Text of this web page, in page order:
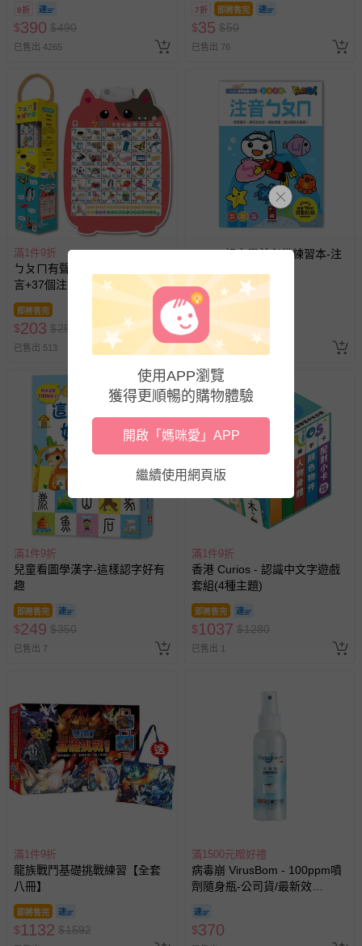
如您收到商品，請依正常流程檢查是否完好，若商品遇瑕疵
情形，您可申請更換新品或退貨，請見：
若您對於會員帳號、商品訂購與資訊、購物流程、付款方
問，你可詳見：
預購商品：預購為海外同步代購，遇缺貨即會通知媽咪並協
助取消退款事宜。
商品如因「價格、組合」等錯誤原因，導致無法安排出貨，
會主動以簡訊及mail通知訂單取消事宜，並將提供適當補
償。
訂單編號兌換，逾期作廢) (大
人小孩均一價(3歲以上需購票))
8折
$390 $490
已售出 4265
7折 即將售完
$35 $50
已售出 76
滿1件9折
ㄅㄆㄇ有聲掛圖-中英台3種語
言+37個注音符號與字彙+ㄅ~ㄦ
連續跟讀語音+2首律動性兒歌
+互動問答遊戲
即將售完
$203 $250
已售出 513
FOOD超人學前必備練習本-注
69折
$68
已售出 195
滿1件9折
兒童看圖學漢字-這樣認字好有
趣
即將售完
$249 $350
已售出 7
滿1件9折
香港 Curios - 認識中文字遊戲
套組(4種主題)
即將售完
$1037 $1280
已售出 1
滿1件9折
龍族戰鬥基礎挑戰練習【全套
八冊】
即將售完
$1132 $1592
滿1500元贈好禮
病毒崩 VirusBom - 100ppm噴
劑隨身瓶-公司貨/最新效
$370
使用APP瀏覽
獲得更順暢的購物體驗
開啟「媽咪愛」APP
繼續使用網頁版